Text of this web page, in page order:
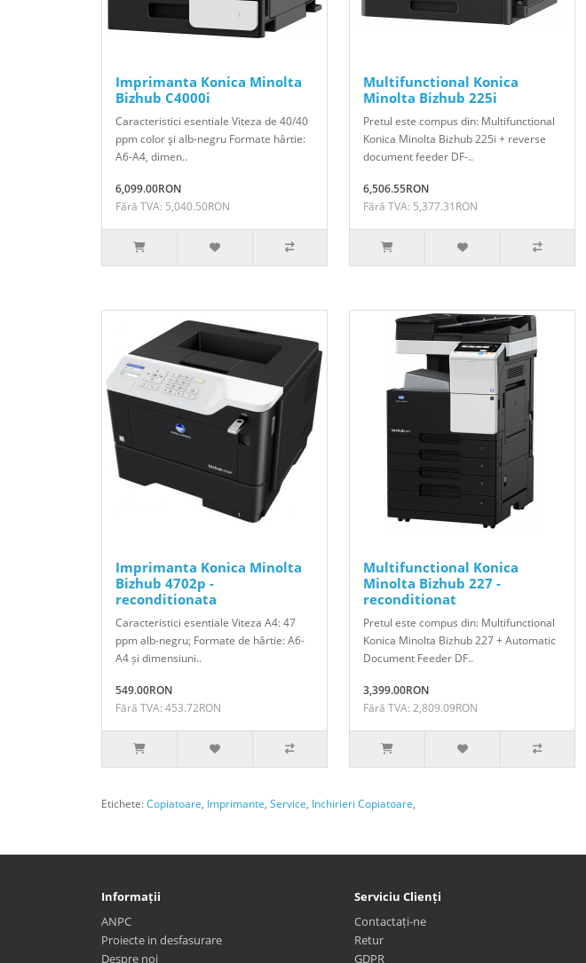
Imprimanta Konica Minolta
Bizhub C4000i
Caracteristici esentiale Viteza de 40/40
ppm color şi alb-negru Formate hârtie:
A6-A4, dimen..
6,099.00RON
Fără TVA: 5,040.50RON
Multifunctional Konica
Minolta Bizhub 225i
Pretul este compus din: Multifunctional
Konica Minolta Bizhub 225i + reverse
document feeder DF-..
6,506.55RON
Fără TVA: 5,377.31RON
Imprimanta Konica Minolta
Bizhub 4702p -
reconditionata
Caracteristici esentiale Viteza A4: 47
ppm alb-negru; Formate de hârtie: A6-
A4 și dimensiuni..
549.00RON
Fără TVA: 453.72RON
Multifunctional Konica
Minolta Bizhub 227 -
reconditionat
Pretul este compus din: Multifunctional
Konica Minolta Bizhub 227 + Automatic
Document Feeder DF..
3,399.00RON
Fără TVA: 2,809.09RON
Etichete:Copiatoare, Imprimante, Service, Inchirieri Copiatoare,
Informații
ANPC
Proiecte in desfasurare
Despre noi
Serviciu Clienți
Contactați-ne
Retur
GDPR